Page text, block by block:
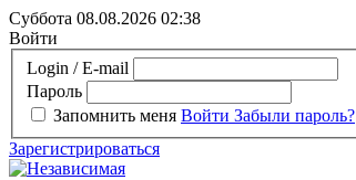
Суббота 08.08.2026 02:38
Войти
Login / E-mail
Пароль
Запомнить меня Войти Забыли пароль?
Зарегистрироваться